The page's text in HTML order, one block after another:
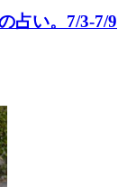
占い。7/3-7/9